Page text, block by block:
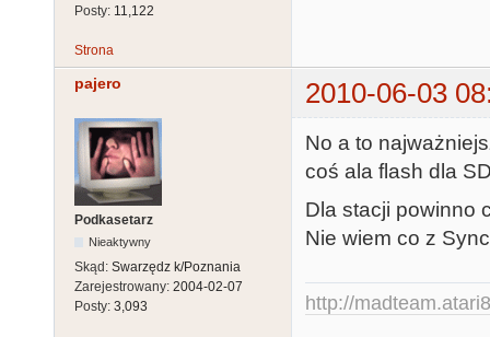
Posty: 11,122
Strona
pajero 2010-06-03
Podkasetarz
Nieaktywny
Skąd: Swarzędz k/Poznania
Zarejestrowany: 2004-02-07
Posty: 3,093
No a to
coś ala flash dla
Dla stacji powinno
Nie wiem co z
http://